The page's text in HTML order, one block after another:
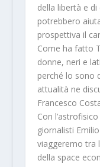
della libertà e
potrebbero
prospettiva il
Come ha fatto
donne, neri e
perché lo sono
attualità ne
Francesco
Con l’astrofisico
giornalisti
viaggeremo tra
della space